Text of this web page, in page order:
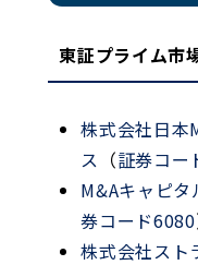
東証プライム市
株式会社日本
ス （証券コー
M&Aキャピ
券コード6080
株式会社スト